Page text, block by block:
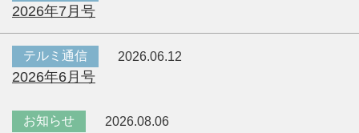
2026年7月号
テルミ通信 2026.06.12
2026年6月号
お知らせ 2026.08.06